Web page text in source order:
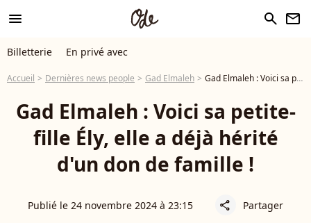
menu search newsletter
Billetterie En privé avec
Accueil Dernières news people Gad Elmaleh Gad Elmaleh : Voici sa petite-fille Ély, elle a déjà hérité d'un don de famille !
Gad Elmaleh : Voici sa petite-
fille Ély, elle a déjà hérité
d'un don de famille !
Publié le 24 novembre 2024 à 23:15 share Partager